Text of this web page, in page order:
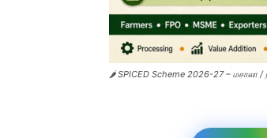
🌶️ SPICED Scheme 2026-27 – மசாலா /